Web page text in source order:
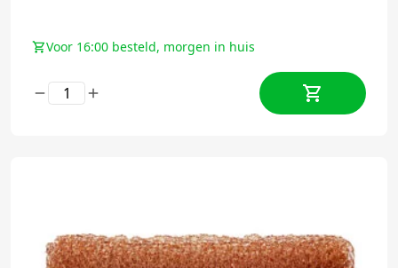
Voor 16:00 besteld, morgen in huis